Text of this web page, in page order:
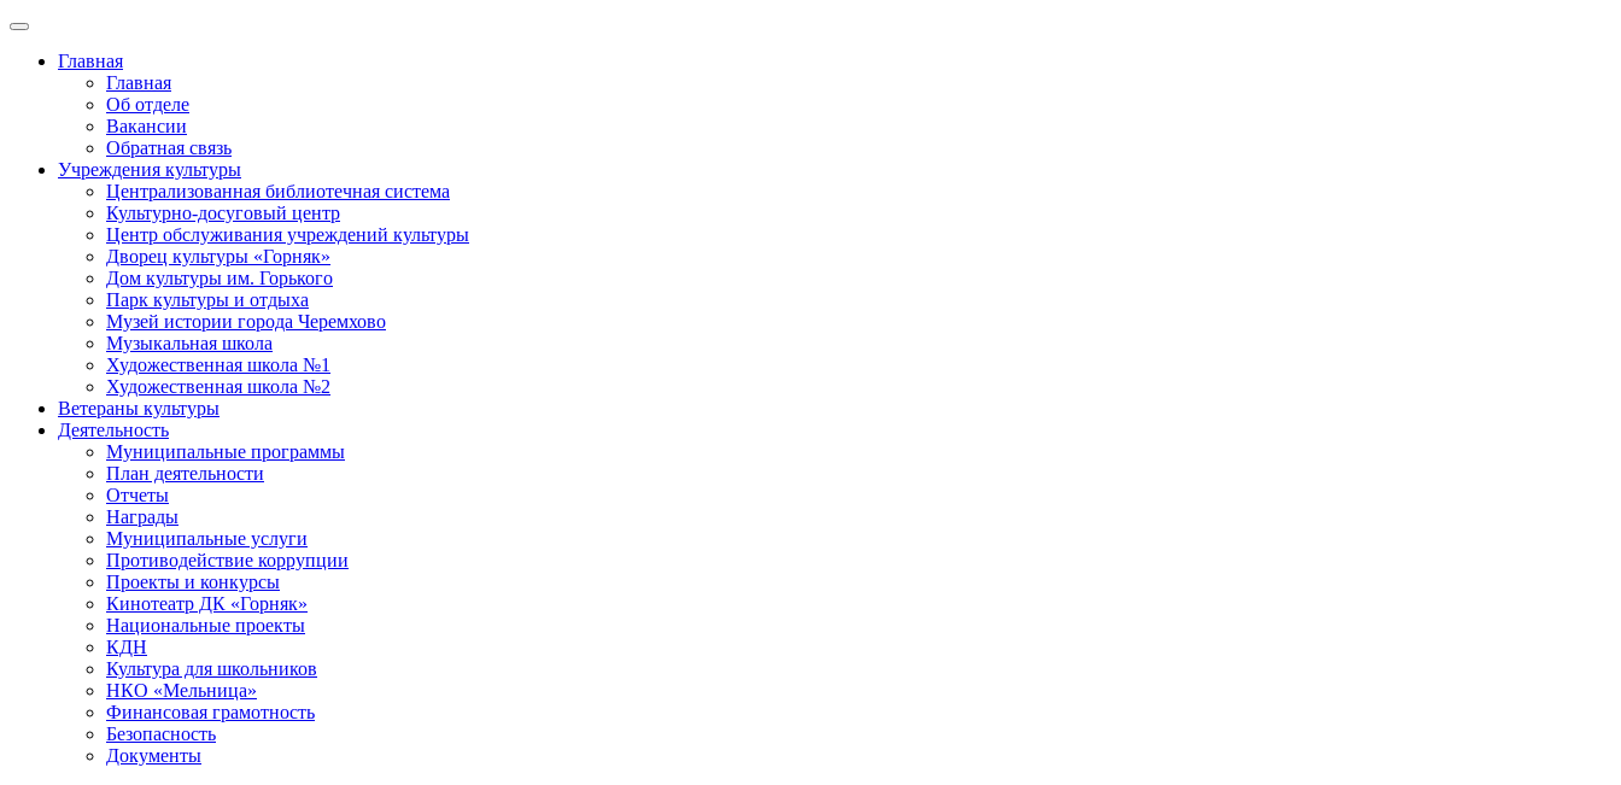
Главная
Главная
Об отделе
Вакансии
Обратная связь
Учреждения культуры
Централизованная библиотечная система
Культурно-досуговый центр
Центр обслуживания учреждений культуры
Дворец культуры «Горняк»
Дом культуры им. Горького
Парк культуры и отдыха
Музей истории города Черемхово
Музыкальная школа
Художественная школа №1
Художественная школа №2
Ветераны культуры
Деятельность
Муниципальные программы
План деятельности
Отчеты
Награды
Муниципальные услуги
Противодействие коррупции
Проекты и конкурсы
Кинотеатр ДК «Горняк»
Национальные проекты
КДН
Культура для школьников
НКО «Мельница»
Финансовая грамотность
Безопасность
Документы